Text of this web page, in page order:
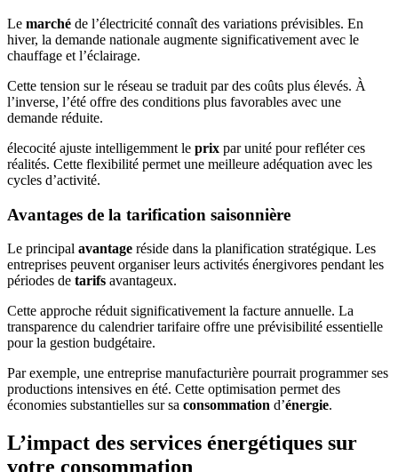
Le marché de l’électricité connaît des variations prévisibles. En
hiver, la demande nationale augmente significativement avec le
chauffage et l’éclairage.
Cette tension sur le réseau se traduit par des coûts plus élevés. À
l’inverse, l’été offre des conditions plus favorables avec une
demande réduite.
élecocité ajuste intelligemment le prix par unité pour refléter ces
réalités. Cette flexibilité permet une meilleure adéquation avec les
cycles d’activité.
Avantages de la tarification saisonnière
Le principal avantage réside dans la planification stratégique. Les
entreprises peuvent organiser leurs activités énergivores pendant les
périodes de tarifs avantageux.
Cette approche réduit significativement la facture annuelle. La
transparence du calendrier tarifaire offre une prévisibilité essentielle
pour la gestion budgétaire.
Par exemple, une entreprise manufacturière pourrait programmer ses
productions intensives en été. Cette optimisation permet des
économies substantielles sur sa consommation d’énergie.
L’impact des services énergétiques sur
votre consommation